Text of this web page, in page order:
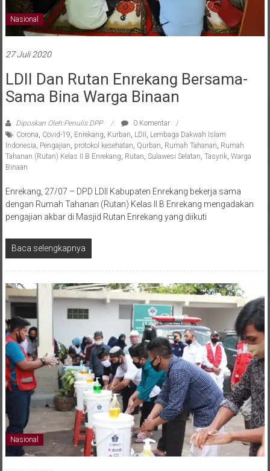
Nasional
Sama Bina Warga Binaan
Corona,Covid-19,Enrekang, Kurban ,LDII,Lembaga Dakwah Islam
Indonesia, Pengajian protokol kesehatan , Qurban,Rumah Tahanan,Rumah
Tahanan (Rutan) Kelas II B Enrekang,Rutan ,Sulawesi Selatan,Tasyrik ,Warga
Binaan
dengan Rumah Tahanan (Rutan) Kelas II B Enrekang mengadakan
pengajian akbar di Masjid Rutan Enrekang yang diikuti
Nasional